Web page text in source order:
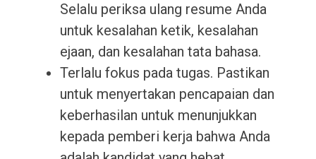
Selalu periksa ulang resume Anda
untuk kesalahan ketik, kesalahan
ejaan, dan kesalahan tata bahasa.
Terlalu fokus pada tugas. Pastikan
untuk menyertakan pencapaian dan
keberhasilan untuk menunjukkan
kepada pemberi kerja bahwa Anda